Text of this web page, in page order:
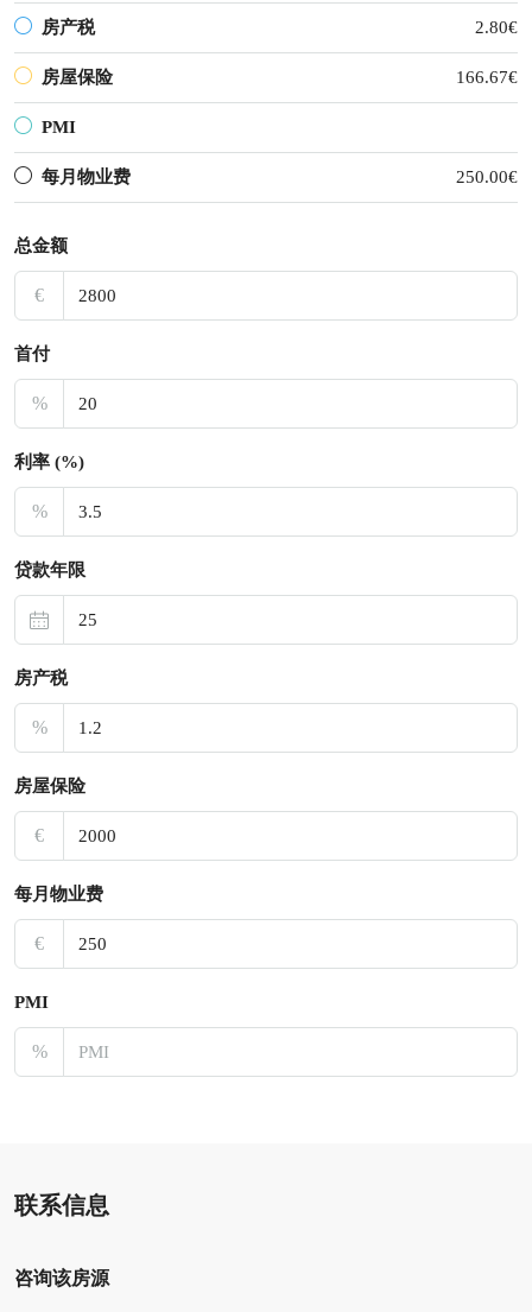
房产税 2.80€
房屋保险 166.67€
PMI
每月物业费 250.00€
总金额
€
首付
%
利率 (%)
%
贷款年限
房产税
%
房屋保险
€
每月物业费
€
PMI
%
联系信息
咨询该房源